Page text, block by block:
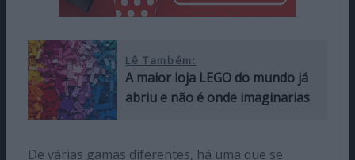
Lê Também:
A maior loja LEGO do mundo já
abriu e não é onde imaginarias
De várias gamas diferentes, há uma que se